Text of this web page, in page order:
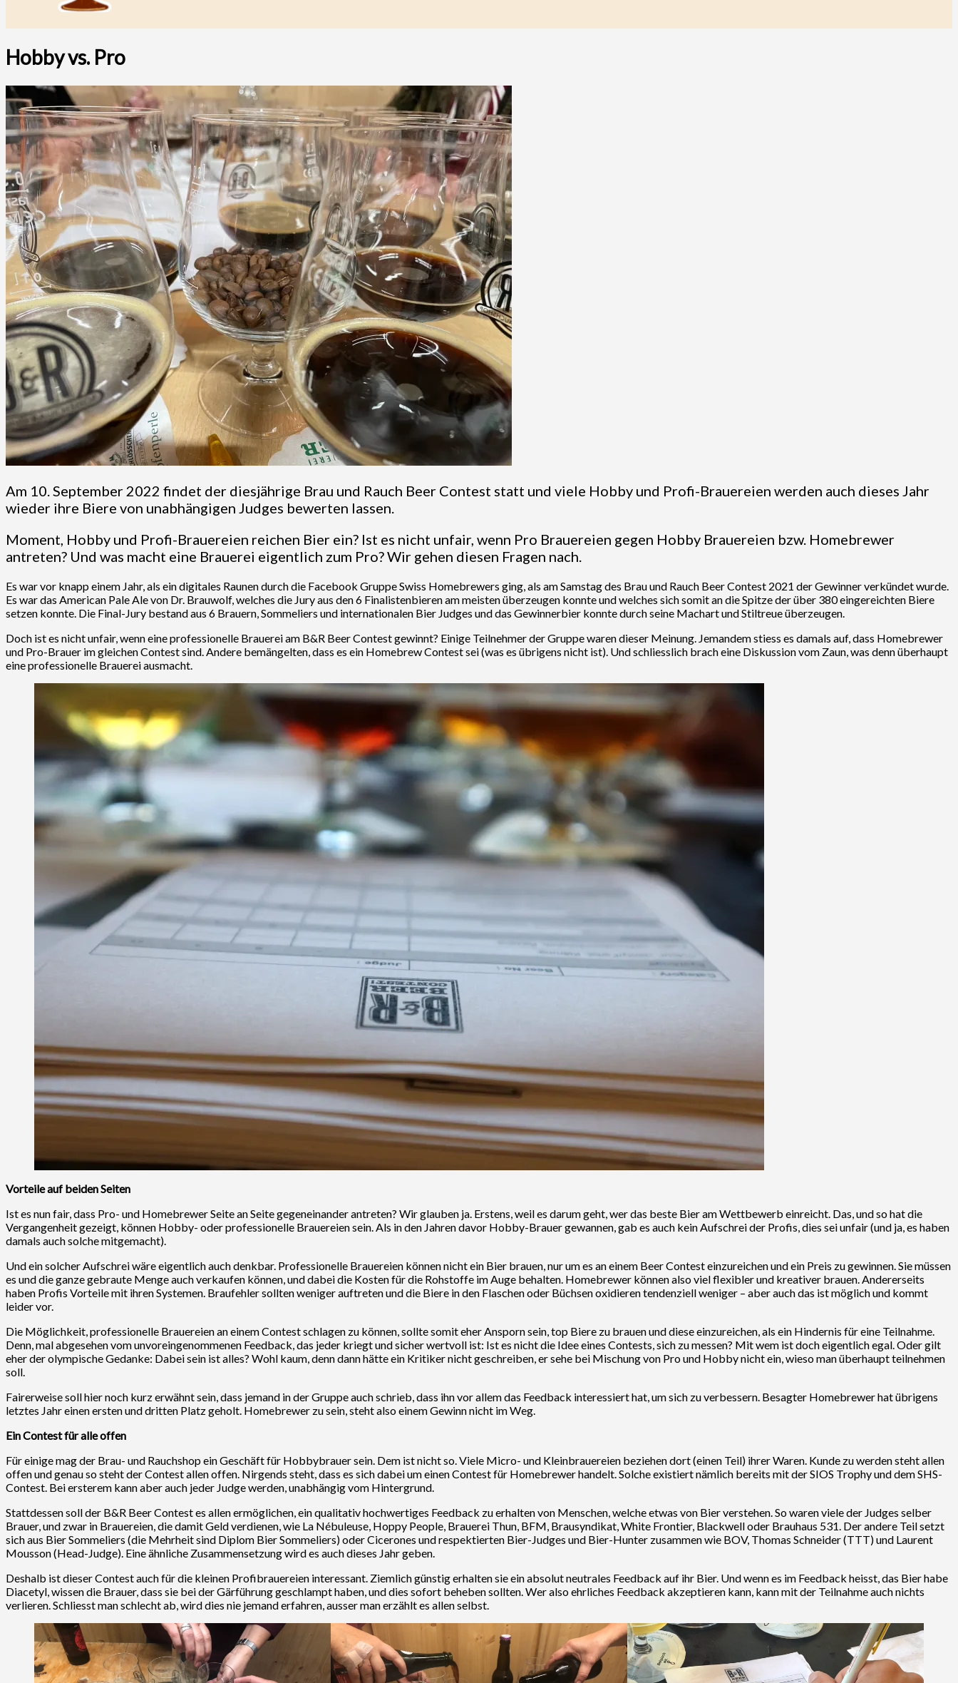
Hobby vs. Pro
Am 10. September 2022 findet der diesjährige Brau und Rauch Beer Contest statt und viele Hobby und Profi-Brauereien werden auch dieses Jahr
wieder ihre Biere von unabhängigen Judges bewerten lassen.
Moment, Hobby und Profi-Brauereien reichen Bier ein? Ist es nicht unfair, wenn Pro Brauereien gegen Hobby Brauereien bzw. Homebrewer
antreten? Und was macht eine Brauerei eigentlich zum Pro? Wir gehen diesen Fragen nach.
Es war vor knapp einem Jahr, als ein digitales Raunen durch die Facebook Gruppe Swiss Homebrewers ging, als am Samstag des Brau und Rauch Beer Contest 2021 der Gewinner verkündet wurde.
Es war das American Pale Ale von Dr. Brauwolf, welches die Jury aus den 6 Finalistenbieren am meisten überzeugen konnte und welches sich somit an die Spitze der über 380 eingereichten Biere
setzen konnte. Die Final-Jury bestand aus 6 Brauern, Sommeliers und internationalen Bier Judges und das Gewinnerbier konnte durch seine Machart und Stiltreue überzeugen.
Doch ist es nicht unfair, wenn eine professionelle Brauerei am B&R Beer Contest gewinnt? Einige Teilnehmer der Gruppe waren dieser Meinung. Jemandem stiess es damals auf, dass Homebrewer
und Pro-Brauer im gleichen Contest sind. Andere bemängelten, dass es ein Homebrew Contest sei (was es übrigens nicht ist). Und schliesslich brach eine Diskussion vom Zaun, was denn überhaupt
eine professionelle Brauerei ausmacht.
Vorteile auf beiden Seiten
Ist es nun fair, dass Pro- und Homebrewer Seite an Seite gegeneinander antreten? Wir glauben ja. Erstens, weil es darum geht, wer das beste Bier am Wettbewerb einreicht. Das, und so hat die
Vergangenheit gezeigt, können Hobby- oder professionelle Brauereien sein. Als in den Jahren davor Hobby-Brauer gewannen, gab es auch kein Aufschrei der Profis, dies sei unfair (und ja, es haben
damals auch solche mitgemacht).
Und ein solcher Aufschrei wäre eigentlich auch denkbar. Professionelle Brauereien können nicht ein Bier brauen, nur um es an einem Beer Contest einzureichen und ein Preis zu gewinnen. Sie müssen
es und die ganze gebraute Menge auch verkaufen können, und dabei die Kosten für die Rohstoffe im Auge behalten. Homebrewer können also viel flexibler und kreativer brauen. Andererseits
haben Profis Vorteile mit ihren Systemen. Braufehler sollten weniger auftreten und die Biere in den Flaschen oder Büchsen oxidieren tendenziell weniger – aber auch das ist möglich und kommt
leider vor.
Die Möglichkeit, professionelle Brauereien an einem Contest schlagen zu können, sollte somit eher Ansporn sein, top Biere zu brauen und diese einzureichen, als ein Hindernis für eine Teilnahme.
Denn, mal abgesehen vom unvoreingenommenen Feedback, das jeder kriegt und sicher wertvoll ist: Ist es nicht die Idee eines Contests, sich zu messen? Mit wem ist doch eigentlich egal. Oder gilt
eher der olympische Gedanke: Dabei sein ist alles? Wohl kaum, denn dann hätte ein Kritiker nicht geschreiben, er sehe bei Mischung von Pro und Hobby nicht ein, wieso man überhaupt teilnehmen
soll.
Fairerweise soll hier noch kurz erwähnt sein, dass jemand in der Gruppe auch schrieb, dass ihn vor allem das Feedback interessiert hat, um sich zu verbessern. Besagter Homebrewer hat übrigens
letztes Jahr einen ersten und dritten Platz geholt. Homebrewer zu sein, steht also einem Gewinn nicht im Weg.
Ein Contest für alle offen
Für einige mag der Brau- und Rauchshop ein Geschäft für Hobbybrauer sein. Dem ist nicht so. Viele Micro- und Kleinbrauereien beziehen dort (einen Teil) ihrer Waren. Kunde zu werden steht allen
offen und genau so steht der Contest allen offen. Nirgends steht, dass es sich dabei um einen Contest für Homebrewer handelt. Solche existiert nämlich bereits mit der SIOS Trophy und dem SHS-
Contest. Bei ersterem kann aber auch jeder Judge werden, unabhängig vom Hintergrund.
Stattdessen soll der B&R Beer Contest es allen ermöglichen, ein qualitativ hochwertiges Feedback zu erhalten von Menschen, welche etwas von Bier verstehen. So waren viele der Judges selber
Brauer, und zwar in Brauereien, die damit Geld verdienen, wie La Nébuleuse, Hoppy People, Brauerei Thun, BFM, Brausyndikat, White Frontier, Blackwell oder Brauhaus 531. Der andere Teil setzt
sich aus Bier Sommeliers (die Mehrheit sind Diplom Bier Sommeliers) oder Cicerones und respektierten Bier-Judges und Bier-Hunter zusammen wie BOV, Thomas Schneider (TTT) und Laurent
Mousson (Head-Judge). Eine ähnliche Zusammensetzung wird es auch dieses Jahr geben.
Deshalb ist dieser Contest auch für die kleinen Profibrauereien interessant. Ziemlich günstig erhalten sie ein absolut neutrales Feedback auf ihr Bier. Und wenn es im Feedback heisst, das Bier habe
Diacetyl, wissen die Brauer, dass sie bei der Gärführung geschlampt haben, und dies sofort beheben sollten. Wer also ehrliches Feedback akzeptieren kann, kann mit der Teilnahme auch nichts
verlieren. Schliesst man schlecht ab, wird dies nie jemand erfahren, ausser man erzählt es allen selbst.